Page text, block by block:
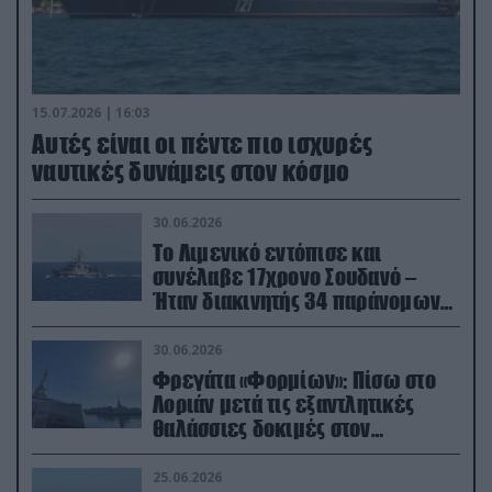
15.07.2026 | 16:03
Aυτές είναι οι πέντε πιο ισχυρές
ναυτικές δυνάμεις στον κόσμο
30.06.2026
Το Λιμενικό εντόπισε και
συνέλαβε 17χρονο Σουδανό –
Ήταν διακινητής 34 παράνομων
μεταναστών
30.06.2026
Φρεγάτα «Φορμίων»: Πίσω στο
Λοριάν μετά τις εξαντλητικές
θαλάσσιες δοκιμές στον
απαιτητικό Βισκαϊκό
25.06.2026